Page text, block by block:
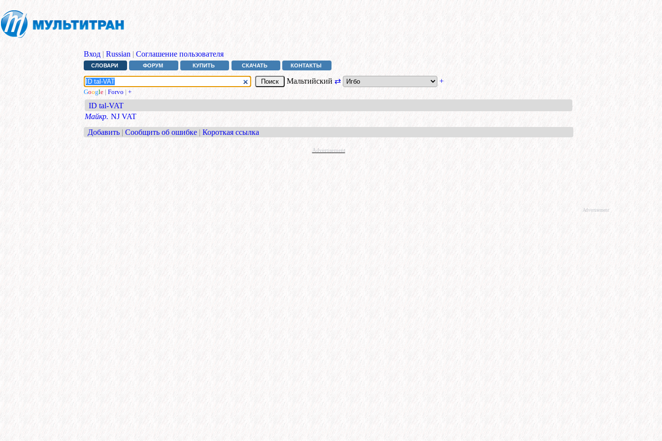
Вход | Russian | Соглашение пользователя
СЛОВАРИ ФОРУМ КУПИТЬ СКАЧАТЬ КОНТАКТЫ
Мальтийский ⇄ +
Google | Forvo | +
ID tal-VAT
Майкр. NJ VAT
Добавить | Сообщить об ошибке | Короткая ссылка
Advertisement
Advertisement